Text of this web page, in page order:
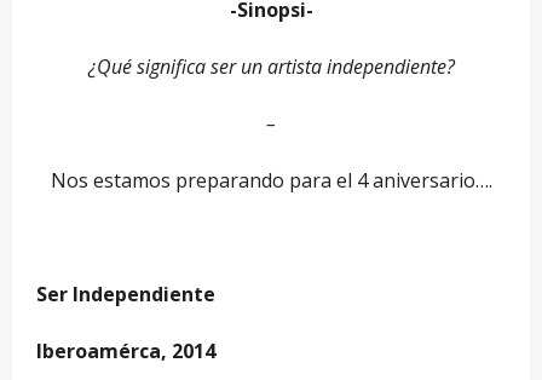
-Sinopsi-
¿Qué significa ser un artista independiente?
–
Nos estamos preparando para el 4 aniversario….
Ser Independiente
Iberoamérca, 2014